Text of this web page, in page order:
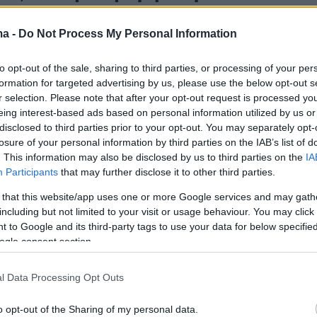
- Do Not Process My Personal Information
opt-out of the sale, sharing to third parties, or processing of your
for targeted advertising by us, please use the below opt-out
selection. Please note that after your opt-out request is processed
interest-based ads based on personal information utilized by us
to third parties prior to your opt-out. You may separately
of your personal information by third parties on the IAB’s list of
This information may also be disclosed by us to third parties on the
Participants that may further disclose it to other third parties.
that this website/app uses one or more Google services and may
but not limited to your visit or usage behaviour. You may
to Google and its third-party tags to use your data for below
consent section.
Data Processing Opt Outs
opt-out of the Sharing of my personal data.
φιλικό της Κυριακής (22:00) με την Ιταλία ο Ιβάν
και τα θέλω του
Μπενίτεθ θα ήθελε ν'
την εθνική Ιταλίας
του Παναθηναϊκού δεν έκρυψε ότι θα του
11
ποδοσφαίρου: Η Ιταλία έρχεται
με Ντοναρούμα και
2